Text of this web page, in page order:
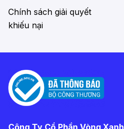
Chính sách giải quyết
khiếu nại
Công Ty Cổ Phần Vòng Xanh